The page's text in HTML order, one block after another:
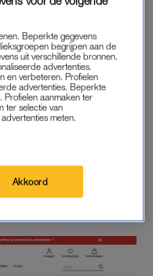
zeventig procent
Beperkte gegevens
begrijpen aan de
uit verschillende bronnen.
advertenties.
en verbeteren. Profielen
advertenties. Beperkte
Profielen aanmaken ter
ter selectie van
meten.
Akkoord